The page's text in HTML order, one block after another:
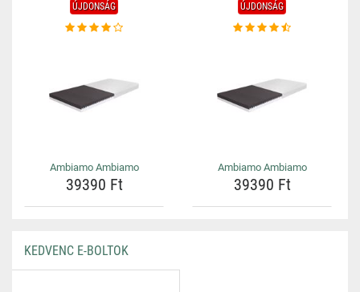
ÚJDONSÁG
Ambiamo Ambiamo
39390 Ft
ÚJDONSÁG
Ambiamo Ambiamo
39390 Ft
KEDVENC E-BOLTOK